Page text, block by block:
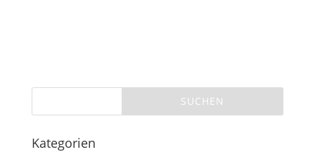
Kategorien